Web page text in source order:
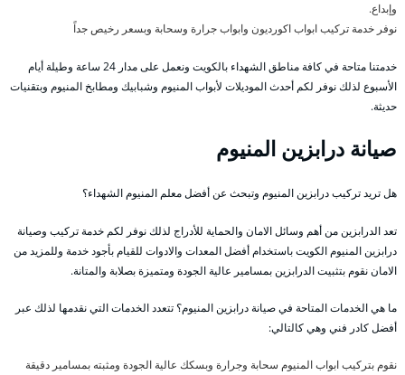
وإبداع.
نوفر خدمة تركيب ابواب اكورديون وابواب جرارة وسحابة وبسعر رخيص جداً
خدمتنا متاحة في كافة مناطق الشهداء بالكويت ونعمل على مدار 24 ساعة وطيلة أيام
الأسبوع لذلك نوفر لكم أحدث الموديلات لأبواب المنيوم وشبابيك ومطابخ المنيوم وبتقنيات
حديثة.
صيانة درابزين المنيوم
هل تريد تركيب درابزين المنيوم وتبحث عن أفضل معلم المنيوم الشهداء؟
تعد الدرابزين من أهم وسائل الامان والحماية للأدراج لذلك نوفر لكم خدمة تركيب وصيانة
درابزين المنيوم الكويت باستخدام أفضل المعدات والادوات للقيام بأجود خدمة وللمزيد من
الامان نقوم بتثبيت الدرابزين بمسامير عالية الجودة ومتميزة بصلابة والمتانة.
ما هي الخدمات المتاحة في صيانة درابزين المنيوم؟ تتعدد الخدمات التي نقدمها لذلك عبر
أفضل كادر فني وهي كالتالي:
نقوم بتركيب ابواب المنيوم سحابة وجرارة وبسكك عالية الجودة ومثبته بمسامير دقيقة